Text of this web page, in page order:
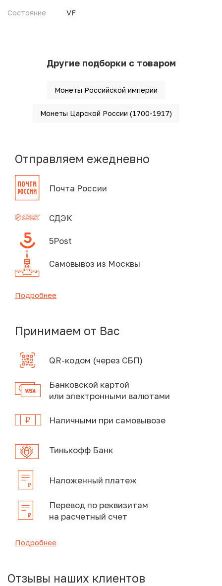
Состояние
VF
Другие подборки с товаром
Монеты Российской империи
Монеты Царской России (1700-1917)
Отправляем ежедневно
Почта России
СДЭК
5Post
Самовывоз из Москвы
Подробнее
Принимаем от Вас
QR-кодом (через СБП)
Банковской картой
или электронными валютами
Наличными при самовывозе
Тинькофф Банк
Наложенный платеж
Перевод по реквизитам
на расчетный счет
Подробнее
Отзывы наших клиентов